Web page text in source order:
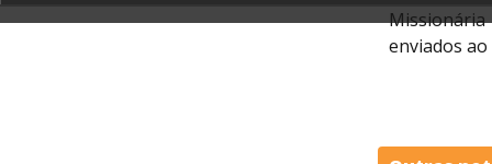
enviados ao